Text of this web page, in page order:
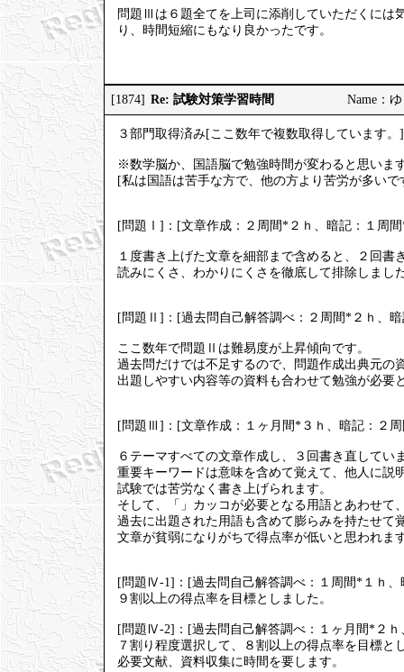
問題Ⅲは６題全てを上司に添削していただくには
り、時間短縮にもなり良かったです。
[1874] Re: 試験対策学習時間 Name：
３部門取得済み[ここ数年で複数取得しています。]
※数学脳か、国語脳で勉強時間が変わると思いま
[私は国語は苦手な方で、他の方より苦労が多いで
[問題Ⅰ]：[文章作成：２周間*２ｈ、暗記：１周
１度書き上げた文章を細部まで含めると、２回書
読みにくさ、わかりにくさを徹底して排除しまし
[問題Ⅱ]：[過去問自己解答調べ：２周間*２ｈ、
ここ数年で問題Ⅱは難易度が上昇傾向です。
過去問だけでは不足するので、問題作成出典元の
出題しやすい内容等の資料も合わせて勉強が必要
[問題Ⅲ]：[文章作成：１ヶ月間*３ｈ、暗記：２
６テーマすべての文章作成し、３回書き直してい
重要キーワードは意味を含めて覚えて、他人に説
試験では苦労なく書き上げられます。
そして、「」カッコが必要となる用語とあわせて
過去に出題された用語も含めて膨らみを持たせて
文章が貧弱になりがちで得点率が低いと思われま
[問題Ⅳ-1]：[過去問自己解答調べ：１周間*１ｈ
９割以上の得点率を目標としました。
[問題Ⅳ-2]：[過去問自己解答調べ：１ヶ月間*２
７割り程度選択して、８割以上の得点率を目標と
必要文献、資料収集に時間を要します。